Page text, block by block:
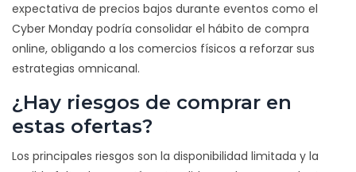
expectativa de precios bajos durante eventos como el
Cyber Monday podría consolidar el hábito de compra
online, obligando a los comercios físicos a reforzar sus
estrategias omnicanal.
¿Hay riesgos de comprar en
estas ofertas?
Los principales riesgos son la disponibilidad limitada y la